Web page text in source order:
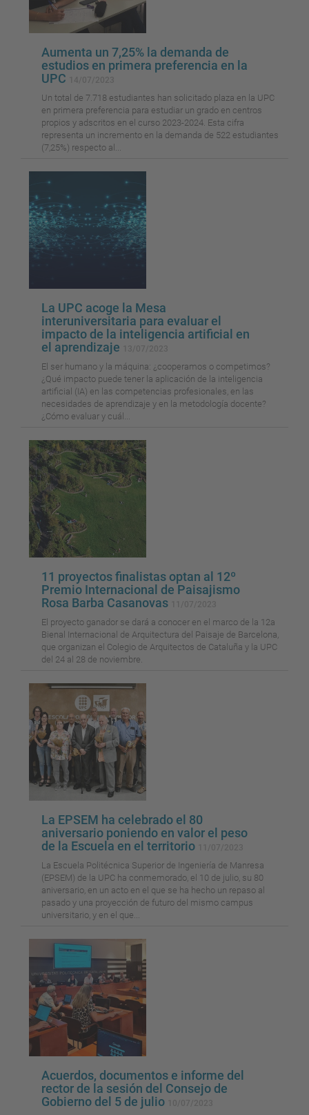
Aumenta un 7,25% la demanda de
estudios en primera preferencia en la
UPC
Un total de 7.718 estudiantes han solicitado plaza en la UPC
en primera preferencia para estudiar un grado en centros
propios y adscritos en el curso 2023-2024. Esta cifra
representa un incremento en la demanda de 522 estudiantes
(7,25%) respecto al...
La UPC acoge la Mesa
interuniversitaria para evaluar el
impacto de la inteligencia artificial en
el aprendizaje
El ser humano y la máquina: ¿cooperamos o competimos?
¿Qué impacto puede tener la aplicación de la inteligencia
artificial (IA) en las competencias profesionales, en las
necesidades de aprendizaje y en la metodología docente?
¿Cómo evaluar y cuál...
11 proyectos finalistas optan al 12º
Premio Internacional de Paisajismo
Rosa Barba Casanovas
El proyecto ganador se dará a conocer en el marco de la 12a
Bienal Internacional de Arquitectura del Paisaje de Barcelona,
que organizan el Colegio de Arquitectos de Cataluña y la UPC
del 24 al 28 de noviembre.
La EPSEM ha celebrado el 80
aniversario poniendo en valor el peso
de la Escuela en el territorio
La Escuela Politécnica Superior de Ingeniería de Manresa
(EPSEM) de la UPC ha conmemorado, el 10 de julio, su 80
aniversario, en un acto en el que se ha hecho un repaso al
pasado y una proyección de futuro del mismo campus
universitario, y en el que...
Acuerdos, documentos e informe del
rector de la sesión del Consejo de
Gobierno del 5 de julio